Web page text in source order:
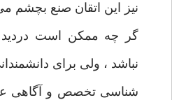
نیز این اتقان صنع بچشم
گر چه ممکن است
نباشد ، ولی برای
شناسی تخصص و آگاهی